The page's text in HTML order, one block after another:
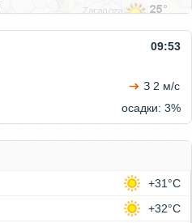
09:53
З 2 м/с
осадки: 3%
+31°C
+32°C